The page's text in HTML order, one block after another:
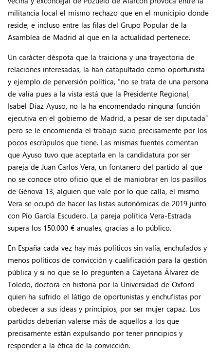
militancia local el mismo rechazo que en el municipio donde
reside, e incluso entre las filas del Grupo Popular de la
Asamblea de Madrid al que en la actualidad pertenece.
Un carácter déspota que la traiciona y una trayectoria de
relaciones interesadas, la han catapultado como oportunista
y ejemplo de perversión política, “no se trata de una persona
de valía pues a la vista está que la Presidente Regional,
Isabel Díaz Ayuso, no la ha encomendado ninguna función
ejecutiva en el gobierno de Madrid, a pesar de ser diputada”
pero se le encomienda el trabajo sucio precisamente por los
pocos escrúpulos que tiene. Las mismas fuentes comentan
que Ayuso tuvo que aceptarla en la candidatura por ser
pareja de Juan Carlos Vera, un fontanero del partido al que
no se conoce otro oficio que el de maniobrar en los pasillos
de Génova 13, alguien que vale por lo que calla, el mismo
Vera se ocupó de hacer las listas autonómicas de 2019 junto
con Pío García Escudero. La pareja política Vera-Estrada
supera los 150.000 € anuales, gracias a lo público.
En España cada vez hay más políticos sin valía, enchufados y
menos políticos de convicción y cualificación para la gestión
pública y si no que se lo pregunten a Cayetana Álvarez de
Toledo, doctora en historia por la Universidad de Oxford
quien ha sufrido el látigo de oportunistas y enchufistas por
obedecer a sus ideas y principios, por ser mujer capaz. Los
partidos deberían valerse más de aquellos a los que
precisamente están expulsando por tener principios y
responder a la ética de la convicción.